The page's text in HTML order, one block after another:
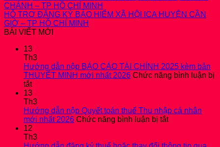
CHÁNH – TP HỒ CHÍ MINH
HỖ TRỢ ĐĂNG KÝ BẢO HIỂM XÃ HỘI ICA HUYỆN CẦN
GIỜ – TP HỒ CHÍ MINH
BÀI VIẾT MỚI
13
Th3
Hướng dẫn nộp BÁO CÁO TÀI CHÍNH 2025 kèm bản
THUYẾT MINH mới nhất 2026 Chức năng bình luận bị
tắtở
Hướng
dẫn
nộp
BÁO
CÁO
TÀI
CHÍNH
13
Th3
Hướng dẫn nộp Quyết toán thuế Thu nhập cá nhân
mới nhất 2026 Chức năng bình luận bị tắtở
nộp
12
Th3